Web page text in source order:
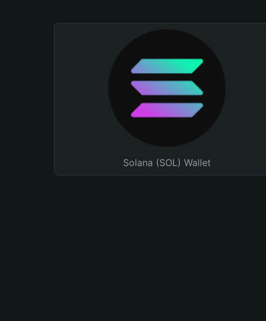
Solana (SOL) Wallet